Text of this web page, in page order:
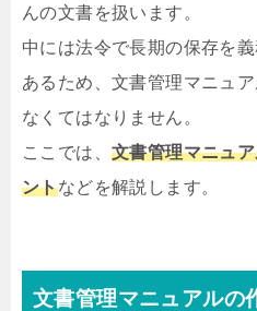
んの文書を扱います。
中には法令で長期の保存を
あるため、文書管理マニュ
なくてはなりません。
ここでは、 文書管理マニュ
ントなどを解説します。
文書管理マニュアルの